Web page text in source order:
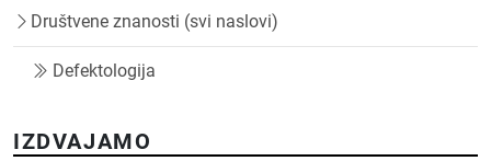
Društvene znanosti (svi naslovi)
Defektologija
IZDVAJAMO